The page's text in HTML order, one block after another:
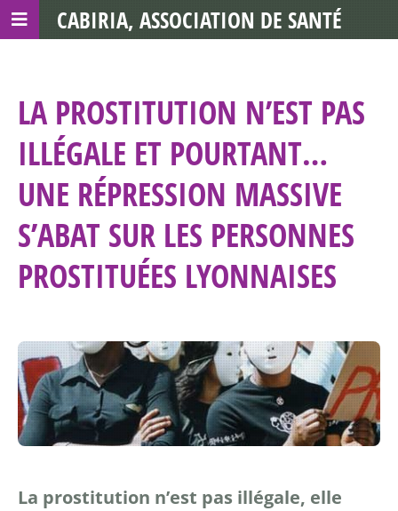
LA PROSTITUTION N’EST PAS
ILLÉGALE ET POURTANT…
UNE RÉPRESSION MASSIVE
S’ABAT SUR LES PERSONNES
PROSTITUÉES LYONNAISES
La prostitution n’est pas illégale, elle
CABIRIA, ASSOCIATION DE SANTÉ